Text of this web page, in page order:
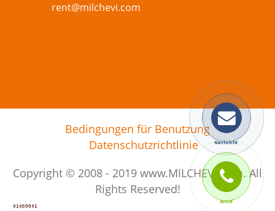
rent@milchevi.com
Bedingungen für Benutzung
Datenschutzrichtlinie
Copyright © 2008 - 2019 www.MILCHEVI.com. All
Rights Reserved!